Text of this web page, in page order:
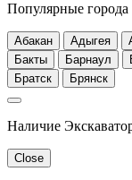
Популярные города
Абакан Адыгея
Бакты
Барнаул
Братск
Брянск
Наличие
Close